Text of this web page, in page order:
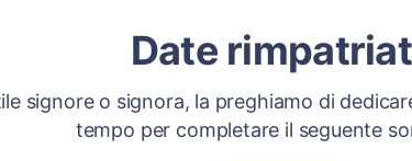
Date
signore o signora, la preghiamo di
tempo per completare il seguente